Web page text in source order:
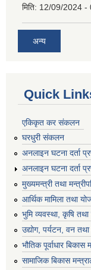
मिति: 12/09/2024 -
अन्य
Quick
एकिकृत कर संकलन
घरधुरी संकलन
अनलाइन घटना दर्ता
अनलाइन घटना दर्ता
मुख्यमन्त्री तथा
आर्थिक मामिला तथा
भुमि व्यवस्था, कृषि
उद्योग, पर्यटन, वन
भौतिक पूर्वाधार
सामाजिक बिकास